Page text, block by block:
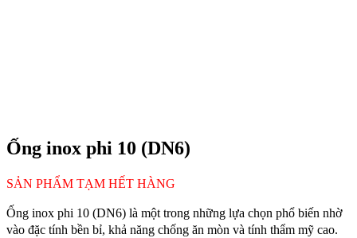
Ống inox phi 10 (DN6)
SẢN PHẨM TẠM HẾT HÀNG
Ống inox phi 10 (DN6) là một trong những lựa chọn phổ biến nhờ
vào đặc tính bền bỉ, khả năng chống ăn mòn và tính thẩm mỹ cao.